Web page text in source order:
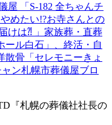
屋 「S-182 全ちゃんチ
めたい!?お寺さんとの
けは⁈ 」家族葬・直葬
ール白石」、終活・自
散骨「セレモニーきょ
ン札幌市葬儀屋ブロ
『札幌の葬儀社社長の